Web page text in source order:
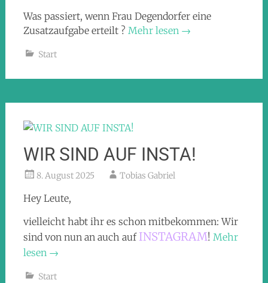
Was passiert, wenn Frau Degendorfer eine
Zusatzaufgabe erteilt ? Mehr lesen →
Start
WIR SIND AUF INSTA!
8. August 2025 Tobias Gabriel
Hey Leute,
vielleicht habt ihr es schon mitbekommen: Wir
sind von nun an auch auf INSTAGRAM! Mehr
lesen →
Start